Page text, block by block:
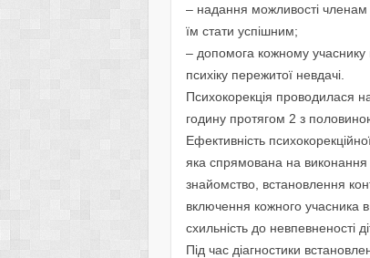
– надання можливості членам
їм стати успішним;
– допомога кожному учаснику
психіку пережитої невдачі.
Психокорекція проводилася
годину протягом 2 з
Ефективність
яка спрямована на
знайомство, встановлення
включення кожного учасника
схильність до невпевненості
Під час діагностики